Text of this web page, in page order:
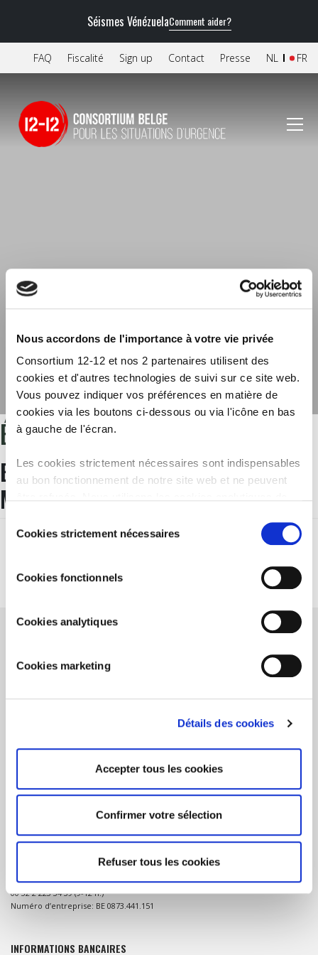
Nous accordons de l'importance à votre vie privée
Consortium 12-12 et nos 2 partenaires utilisent des
cookies et d'autres technologies de suivi sur ce site web.
Vous pouvez indiquer vos préférences en matière de
cookies via les boutons ci-dessous ou via l'icône en bas
à gauche de l'écran.
Les cookies strictement nécessaires sont indispensables
au bon fonctionnement de notre site web et ne peuvent
services. Les cookies fonctionnels permettent de
autorisent à activer le filtre anti-spam Recaptcha. Nos
partenaires utilisent des cookies marketing pour vous
consulter tous les détails dans notre
Politique Cookies
duCookies strictement nécessaires
Cookies fonctionnels
Cookies analytiques
Cookies marketing
Détails des cookies
Accepter tous les cookies
Confirmer votre sélection
Refuser tous les cookies
Séismes VénézuelaComment aider?
FAQ Fiscalité Sign up Contact Presse FR
NL
ÉTIQUETTE :
BEYROUTH : NOS ORGANISATIONS
MEMBRES SE MOBILISENT
Le Consortium 12-12 unit 5 organisations humanitaires qui se coordonnent
CONTACT
Rue de la Charité 43/B, 1210 Bruxelles
consortium@1212.be
00 32 2 223 34 39 (9-12 h.)
Numéro d’entreprise: BE 0873.441.151
INFORMATIONS BANCAIRES